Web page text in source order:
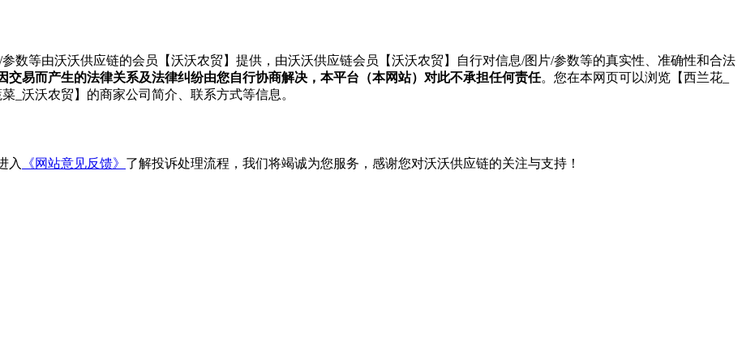
数等由沃沃供应链的会员【沃沃农贸】提供，由沃沃供应链会员【沃沃农贸】自行对信息/图片/参数等的真实性、准确性和合法
易而产生的法律关系及法律纠纷由您自行协商解决，本平台（本网站）对此不承担任何责任。您在本网页可以浏览【西兰花_
_沃沃农贸】的商家公司简介、联系方式等信息。
入 《网站意见反馈》 了解投诉处理流程，我们将竭诚为您服务，感谢您对沃沃供应链的关注与支持！